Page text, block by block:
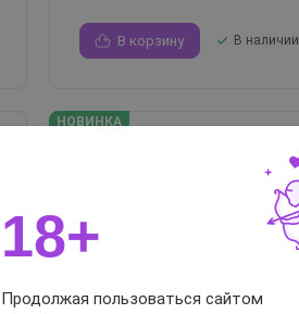
В корзину В наличии
НОВИНКА
18+
Продолжая пользоваться сайтом